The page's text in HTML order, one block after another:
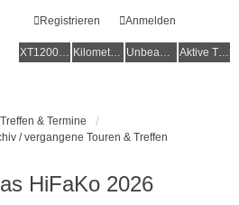
Anmelden
Registrieren
XT1200Z-Wiki Kilometerstatistik Unbeantwortete Themen Aktive Themen
Super Ténéré
& Termine
/ vergangene Touren & Treffen
HiFaKo 2026